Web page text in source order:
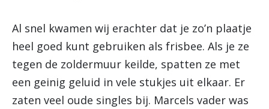
Al snel kwamen wij erachter dat je zo’n plaatje
heel goed kunt gebruiken als frisbee. Als je ze
tegen de zoldermuur keilde, spatten ze met
een geinig geluid in vele stukjes uit elkaar. Er
zaten veel oude singles bij. Marcels vader was